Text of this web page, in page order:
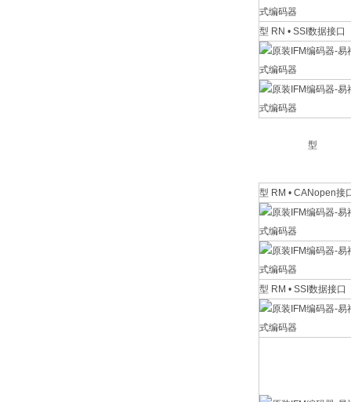
型 RN • SSI数据接口
型
型 RM • CANopen接
型 RM • SSI数据接口